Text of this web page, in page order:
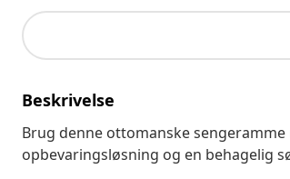
Beskrivelse
Brug denne ottomanske
opbevaringsløsning og en behagelig